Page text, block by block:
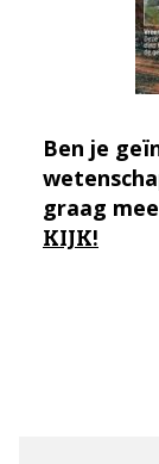
Ben je
graag
KIJK!